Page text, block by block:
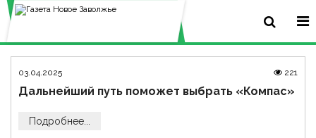
03.04.2025 221
Дальнейший путь поможет выбрать «Компас»
Подробнее...